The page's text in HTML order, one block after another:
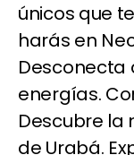
únicos que
harás en
Desconecta
energías.
Descubre la
de Urabá.